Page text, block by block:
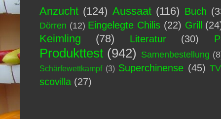
Anzucht (124) Aussaat (116) Buch
Dörren (12) Eingelegte Chilis (22) Grill
Keimling (78) Literatur (30)
Produkttest (942) Samenbestellung
Schärfewettkampf (3) Superchinense (45) TV
scovilla (27)